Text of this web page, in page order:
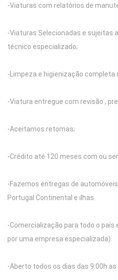
-Viaturas com relatórios de
-Viaturas Selecionadas e sujeitas
técnico especializado;
-Limpeza e higienização completa
-Viatura entregue com revisão ,
-Aceitamos retomas;
-Crédito até 120 meses com ou
-Fazemos entregas de
Portugal Continental e ilhas.
-Comercialização para todo o
por uma empresa especializada).
-Aberto todos os dias das 9:00h as